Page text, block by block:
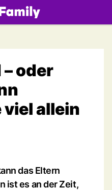
oder
allein
das Eltern
ist es an der Zeit,